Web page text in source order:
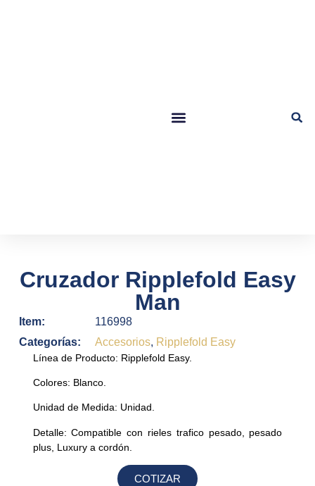
Cruzador Ripplefold Easy
Man
Item:
116998
Categorías:
Accesorios, Ripplefold Easy
Línea de Producto: Ripplefold Easy.
Colores: Blanco.
Unidad de Medida: Unidad.
Detalle:Compatible con rieles trafico pesado, pesado
plus, Luxury a cordón.
COTIZAR